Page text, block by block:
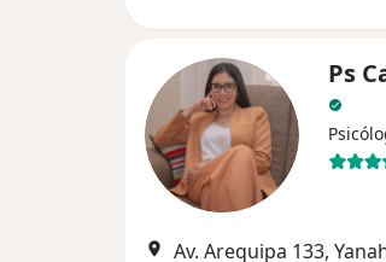
Ps
Av. Arequipa 133,